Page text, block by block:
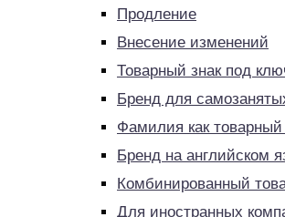
Продление
Внесение изменений
Товарный знак под
Бренд для
Фамилия как товарный
Бренд на английском
Комбинированный
Для иностранных